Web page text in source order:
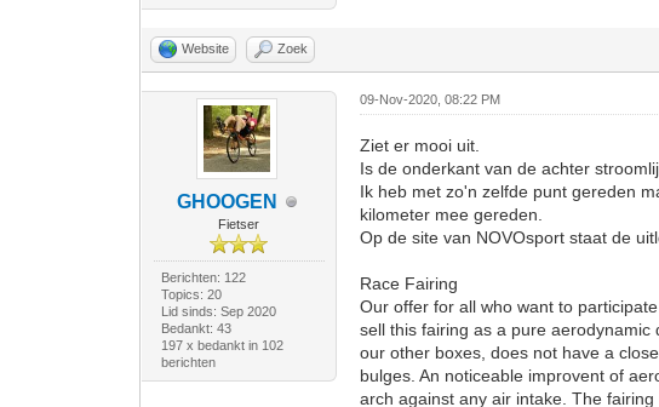
Website Zoek
GHOOGEN
Fietser
Berichten: 122
Topics: 20
Lid sinds: Sep 2020
Bedankt: 43
197 x bedankt in 102
berichten
09-Nov-2020, 08:22 PM
Ziet er mooi uit.
Is de onderkant van de achter
Ik heb met zo'n zelfde punt gereden
kilometer mee gereden.
Op de site van NOVOsport staat de
Race Fairing
Our offer for all who want to
sell this fairing as a pure
our other boxes, does not have a
bulges. An noticeable improvent of
arch against any air intake. The